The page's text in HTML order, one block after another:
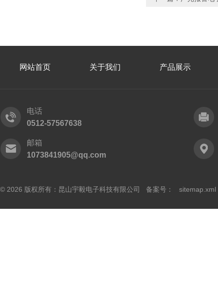
网站首页 关于我们 产品展示
电话
0512-57567638
邮箱
1073841905@qq.com
© 2026 版权所有：昆山宇毅电子科技有限公司 备案号： sitemap.xml